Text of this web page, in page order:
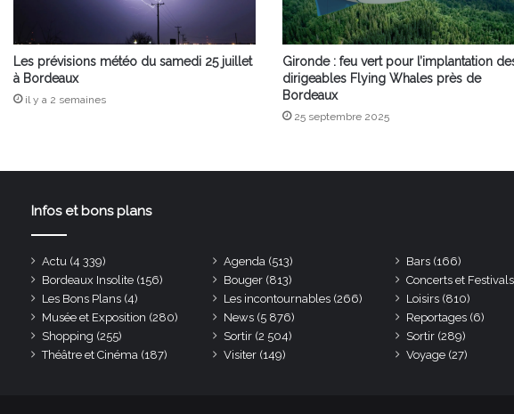
Les prévisions météo du samedi 25 juillet
à Bordeaux
il y a 2 semaines
Gironde : feu vert pour l’implantation
dirigeables Flying Whales près de
Bordeaux
25 septembre 2025
Infos et bons plans
Actu (4 339) Agenda (513) Bars(166)
Bordeaux Insolite (156) Bouger (813) Concerts et Festivals
Les Bons Plans (4) Les incontournables (266) Loisirs(810)
Musée et Exposition (280) News (5 876) Reportages(6)
Shopping (255) Sortir (2 504) Sortir(289)
Théâtre et Cinéma (187) Visiter (149) Voyage(27)